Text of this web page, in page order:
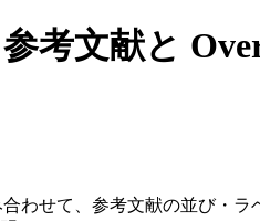
考文献と
わせて、参考文献の並び・ラ